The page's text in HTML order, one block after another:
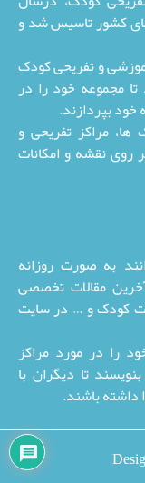
های کشور تاسیس شد و
و تفریحی کودک
مجموعه خود را در
بپردازند.
مراکز تفریحی و
نقشه و امکانات
به صورت روزانه
مقالات تخصصی
کودک و … در سایت
را در مورد مراکز
تا دیگران با
داشته باشند.